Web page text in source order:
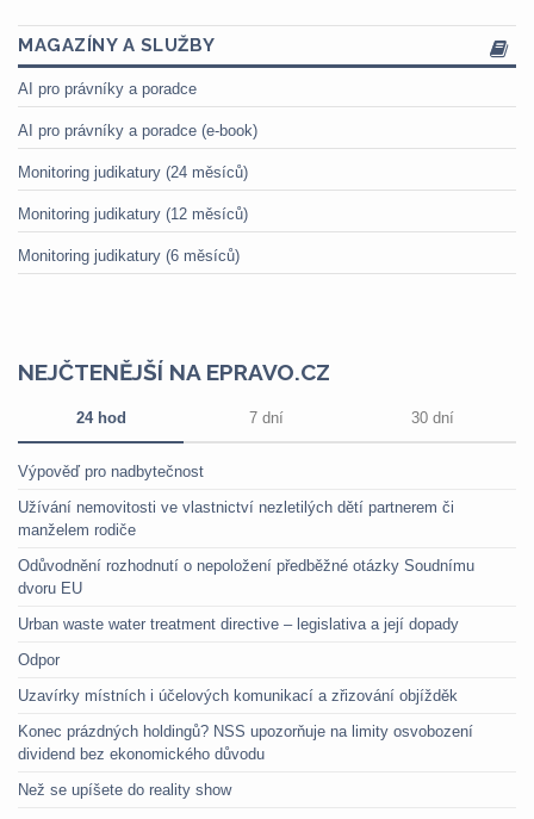
MAGAZÍNY A SLUŽBY
AI pro právníky a poradce
AI pro právníky a poradce (e-book)
Monitoring judikatury (24 měsíců)
Monitoring judikatury (12 měsíců)
Monitoring judikatury (6 měsíců)
NEJČTENĚJŠÍ NA EPRAVO.CZ
24 hod 7 dní 30 dní
Výpověď pro nadbytečnost
Užívání nemovitosti ve vlastnictví nezletilých dětí partnerem či
manželem rodiče
Odůvodnění rozhodnutí o nepoložení předběžné otázky Soudnímu
dvoru EU
Urban waste water treatment directive – legislativa a její dopady
Odpor
Uzavírky místních i účelových komunikací a zřizování objížděk
Konec prázdných holdingů? NSS upozorňuje na limity osvobození
dividend bez ekonomického důvodu
Než se upíšete do reality show